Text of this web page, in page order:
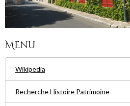
Menu
Wikipedia
Recherche Histoire Patrimoine